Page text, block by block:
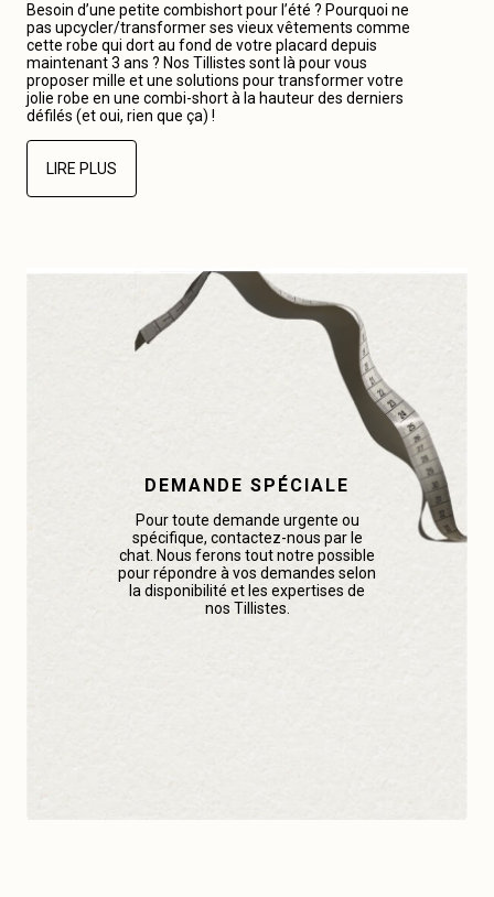
Besoin d’une petite combishort pour l’été ? Pourquoi ne
pas upcycler/transformer ses vieux vêtements comme
cette robe qui dort au fond de votre placard depuis
maintenant 3 ans ? Nos Tillistes sont là pour vous
proposer mille et une solutions pour transformer votre
jolie robe en une combi-short à la hauteur des derniers
défilés (et oui, rien que ça) !
LIRE PLUS
DEMANDE SPÉCIALE
Pour toute demande urgente ou
spécifique, contactez-nous par le
chat. Nous ferons tout notre possible
pour répondre à vos demandes selon
la disponibilité et les expertises de
nos Tillistes.